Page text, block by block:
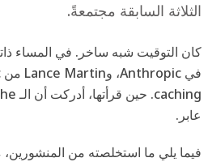
الثلاثة السابقة مجتمعةً.
عابر.
فيما يلي ما استخلصته من